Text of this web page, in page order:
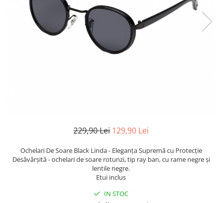
229,90 Lei 129,90 Lei
Ochelari De Soare Black Linda - Eleganța Supremă cu Protecție
Desăvârșită - ochelari de soare rotunzi, tip ray ban, cu rame negre și
lentile negre.
Etui inclus
IN STOC